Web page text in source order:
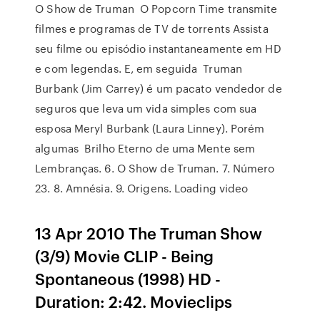
O Show de Truman O Popcorn Time transmite
filmes e programas de TV de torrents Assista
seu filme ou episódio instantaneamente em HD
e com legendas. E, em seguida Truman
Burbank (Jim Carrey) é um pacato vendedor de
seguros que leva um vida simples com sua
esposa Meryl Burbank (Laura Linney). Porém
algumas Brilho Eterno de uma Mente sem
Lembranças. 6. O Show de Truman. 7. Número
23. 8. Amnésia. 9. Origens. Loading video
13 Apr 2010 The Truman Show
(3/9) Movie CLIP - Being
Spontaneous (1998) HD -
Duration: 2:42. Movieclips